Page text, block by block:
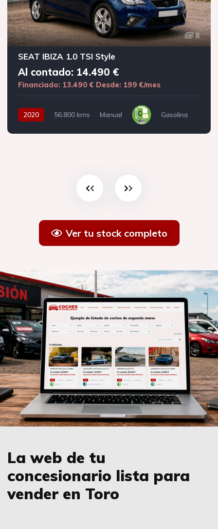
8
SEAT IBIZA 1.0 TSI Style
Al contado: 14.490 €
Financiado: 13.490 € Desde: 199 €/mes
2020 56.800 kms Manual Gasolina
Ver tu stock completo
La web de tu
concesionario lista para
vender en Toro